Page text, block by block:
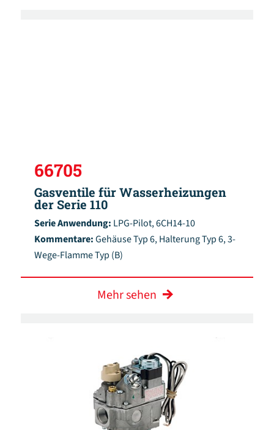
66705
Gasventile für Wasserheizungen
der Serie 110
Serie Anwendung: LPG-Pilot, 6CH14-10
Kommentare:Gehäuse Typ 6, Halterung Typ 6, 3-
Wege-Flamme Typ (B)
Mehr sehen